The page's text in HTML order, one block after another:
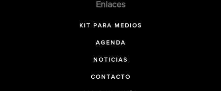
Enlaces
KIT PARA MEDIOS
AGENDA
NOTICIAS
CONTACTO